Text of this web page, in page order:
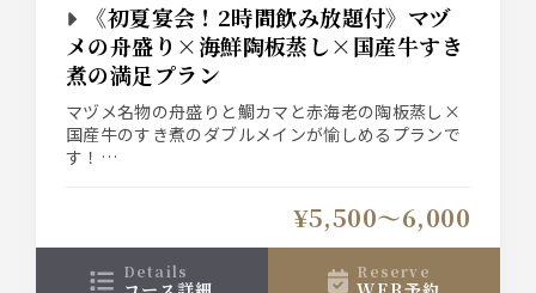
《初夏宴会！2時間飲み放題付》マヅ
メの舟盛り×海鮮陶板蒸し×国産牛すき
煮の満足プラン
マヅメ名物の舟盛りと鯛カマと赤海老の陶板蒸し×
国産牛のすき煮のダブルメインが愉しめるプランで
す！
飲み放題は「お手軽飲み放題」と「ビールあり◎飲
み放題」の２種類がございます！
¥5,500〜6,000
details reserve